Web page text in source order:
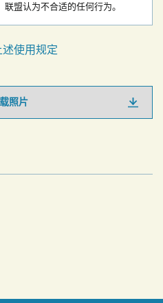
联盟认为不合适的任何行为。
述使用规定
照片